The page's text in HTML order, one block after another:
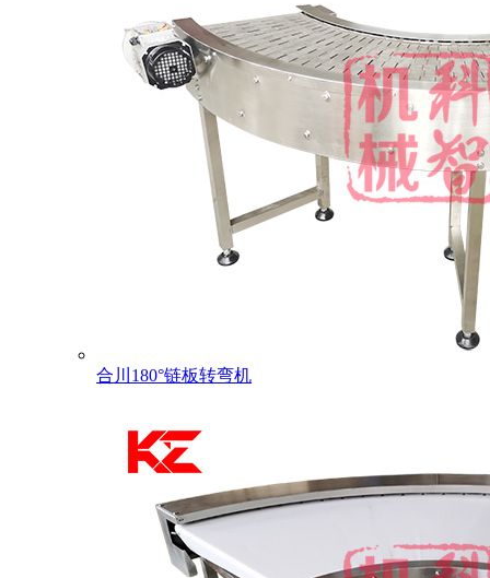
合川180°链板转弯机